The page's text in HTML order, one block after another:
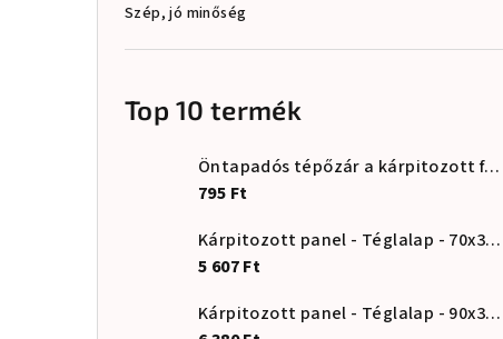
Szép, jó minőség
Top 10 termék
Öntapadós tépőzár a kárpitozott falburkolathoz
795 Ft
Kárpitozott panel - Téglalap - 70x30cm
5 607 Ft
Kárpitozott panel - Téglalap - 90x30cm